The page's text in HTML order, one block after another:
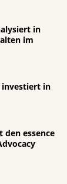
in
im
investiert in
essence